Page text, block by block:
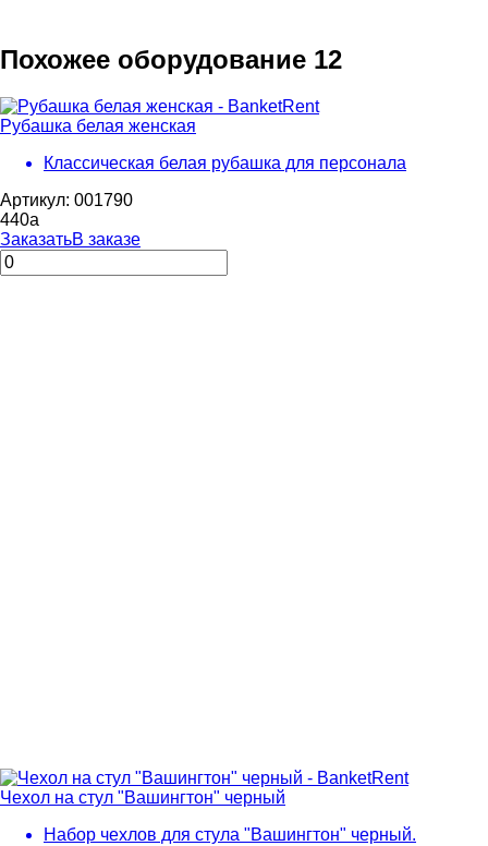
Похожее оборудование 12
Рубашка белая женская
Классическая белая рубашка для персонала
Артикул: 001790
440a
ЗаказатьВ заказе
Чехол на стул "Вашингтон" черный
Набор чехлов для стула "Вашингтон" черный.